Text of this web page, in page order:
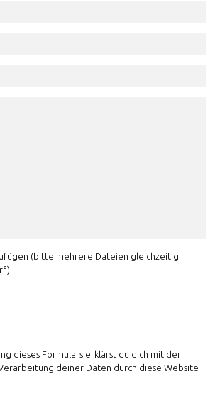
(bitte mehrere Dateien gleichzeitig
dieses Formulars erklärst du dich mit der
deiner Daten durch diese Website